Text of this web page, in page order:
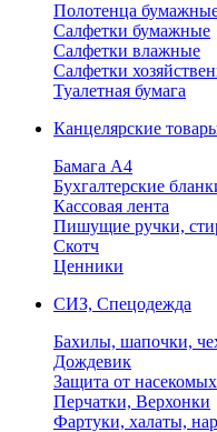
Полотенца
Салфетки бумажные
Салфетки влажные
Салфетки
Туалетная бумага
Канцелярские
Бамага А4
Бухгалтерские
Кассовая лента
Пишущие ручки,
Скотч
Ценники
СИЗ, Спецодежда
Бахилы, шапочки,
Дождевик
Защита от насекомых
Перчатки, Верхонки
Фартуки, халаты,